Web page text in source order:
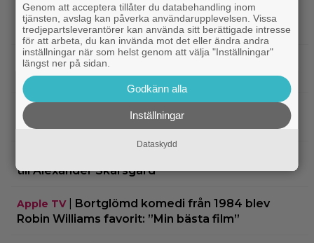
Streamingtips|Nu på Viaplay: ”Stiliserat våld och
gapskratt” i oförutsägbar thriller från 2008
Netflix |3 nya filmer på Netflix: Oscarsvinnaren
från 2025 klättrar på topplistan
Bioaktuellt
Efter 25 Beckfilmer – Anna Asp
hoppas nya filmen blir en snackis
till Alexander Skarsgård
Apple TV|
Bortglömd komedi från 1984 blev
Robin Williams favorit: ”Min bästa film”
Genom att acceptera tillåter du databehandling inom
tjänsten, avslag kan påverka användarupplevelsen. Vissa
tredjepartsleverantörer kan använda sitt berättigade intresse
för att arbeta, du kan invända mot det eller ändra andra
inställningar när som helst genom att välja "Inställningar"
längst ner på sidan.
Godkänn alla
Inställningar
Dataskydd